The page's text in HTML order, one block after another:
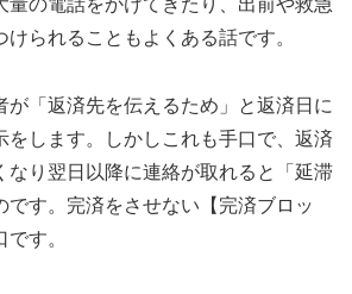
られることもよくある話です。
が「返済先を伝えるため」と返済日に
をします。しかしこれも手口で、返済
なり翌日以降に連絡が取れると「延滞
です。完済をさせない【完済ブロッ
す。